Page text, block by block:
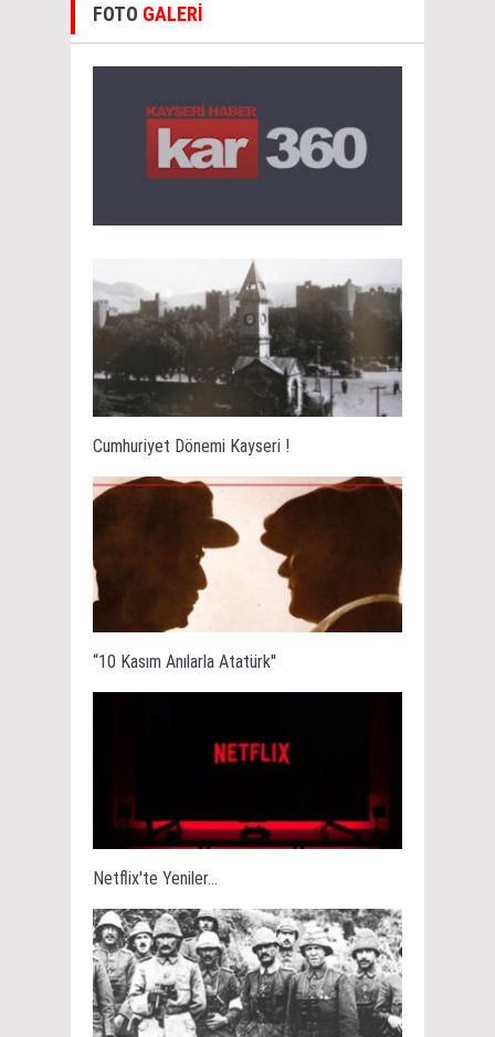
FOTO GALERİ
Cumhuriyet Dönemi Kayseri !
“10 Kasım Anılarla Atatürk''
Netflix'te Yeniler...